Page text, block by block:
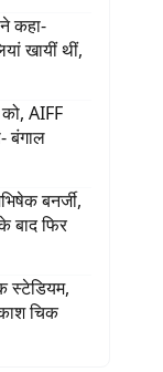
कहा-
खायीं थीं,
AIFF
बंगाल
बनर्जी,
बाद फिर
स्टेडियम,
चिक